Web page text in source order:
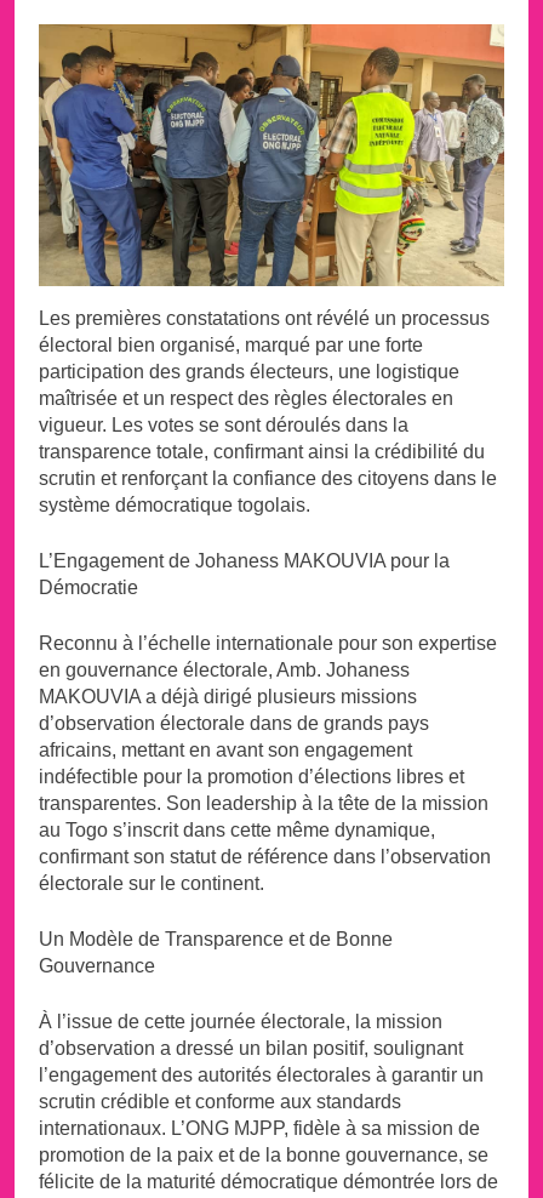
Les premières constatations ont révélé un processus
électoral bien organisé, marqué par une forte
participation des grands électeurs, une logistique
maîtrisée et un respect des règles électorales en
vigueur. Les votes se sont déroulés dans la
transparence totale, confirmant ainsi la crédibilité du
scrutin et renforçant la confiance des citoyens dans le
système démocratique togolais.
L’Engagement de Johaness MAKOUVIA pour la
Démocratie
Reconnu à l’échelle internationale pour son expertise
en gouvernance électorale, Amb. Johaness
MAKOUVIA a déjà dirigé plusieurs missions
d’observation électorale dans de grands pays
africains, mettant en avant son engagement
indéfectible pour la promotion d’élections libres et
transparentes. Son leadership à la tête de la mission
au Togo s’inscrit dans cette même dynamique,
confirmant son statut de référence dans l’observation
électorale sur le continent.
Un Modèle de Transparence et de Bonne
Gouvernance
À l’issue de cette journée électorale, la mission
d’observation a dressé un bilan positif, soulignant
l’engagement des autorités électorales à garantir un
scrutin crédible et conforme aux standards
internationaux. L’ONG MJPP, fidèle à sa mission de
promotion de la paix et de la bonne gouvernance, se
félicite de la maturité démocratique démontrée lors de